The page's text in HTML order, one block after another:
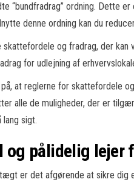
“bundfradrag” ordning.
denne ordning kan du
og fradrag, der
for udlejning af
at reglerne for skattefordele
alle de muligheder, der er
sigt.
og pålidelig
er det afgørende at sikre dig